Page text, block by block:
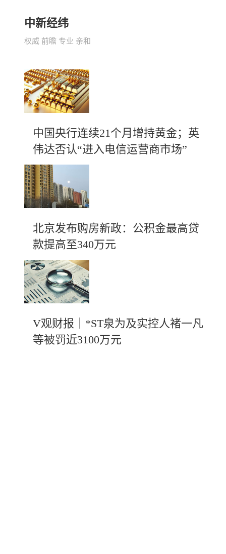
中新经纬
权威 前瞻 专业 亲和
中国央行连续21个月增持黄金；英
伟达否认“进入电信运营商市场”
北京发布购房新政：公积金最高贷
款提高至340万元
V观财报｜*ST泉为及实控人褚一凡
等被罚近3100万元